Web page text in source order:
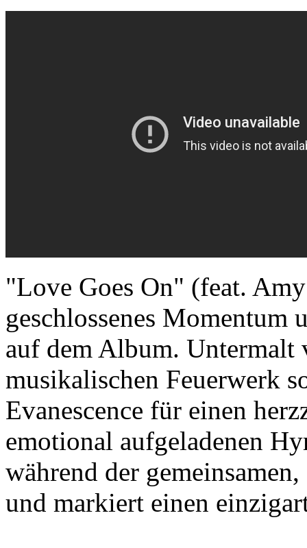
"Love Goes On" (feat.
geschlossenes Momentum
auf dem Album. Untermalt
musikalischen Feuerwerk
Evanescence für einen
emotional aufgeladenen
während der
und markiert einen